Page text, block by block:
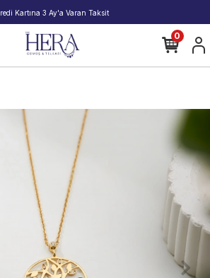
2000 TL ve Üzeri Alışverişlerde Kargo Bedava!
0